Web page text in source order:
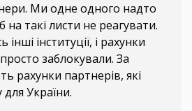
Ми одне одного надто
такі листи не реагувати.
інституції, і рахунки
заблокували. За
рахунки партнерів, які
України.